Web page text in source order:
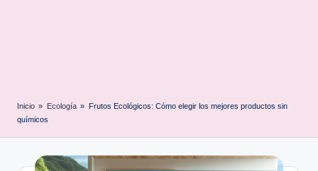
Inicio » Ecología » Frutos Ecológicos: Cómo elegir los mejores productos sin
químicos